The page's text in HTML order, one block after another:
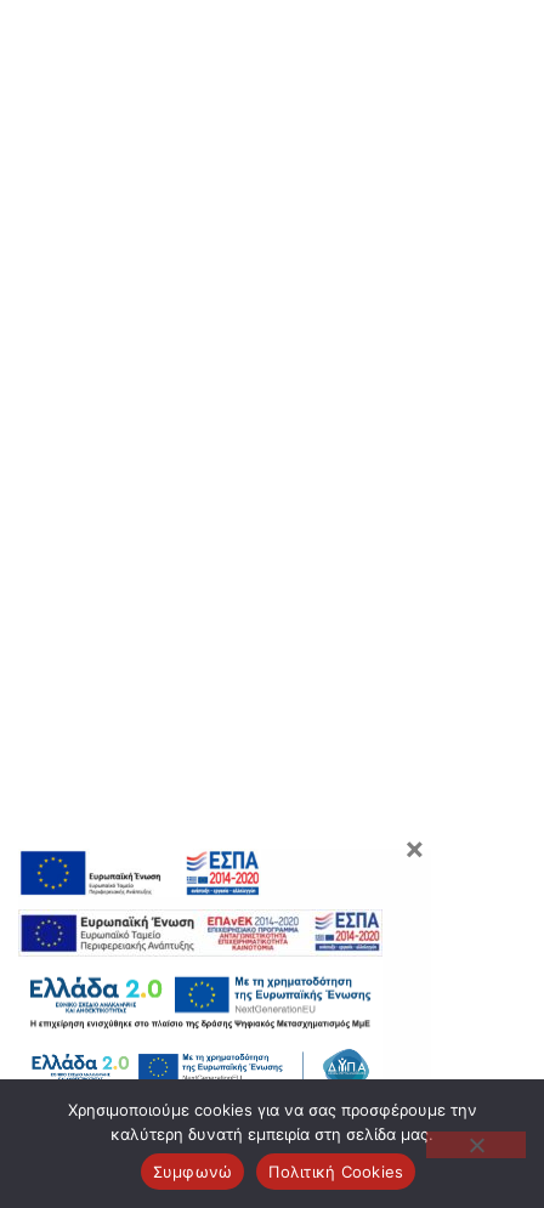
Χρησιμοποιούμε cookies για να σας προσφέρουμε την
καλύτερη δυνατή εμπειρία στη σελίδα μας.
Συμφωνώ
Πολιτική Cookies
×